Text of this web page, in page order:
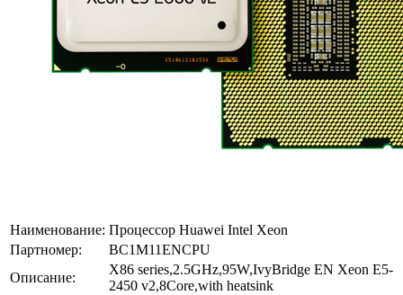
Наименование: Процессор Huawei Intel Xeon
Партномер:
BC1M11ENCPU
Описание:
X86 series,2.5GHz,95W,IvyBridge EN Xeon E5-
2450 v2,8Core,with heatsink